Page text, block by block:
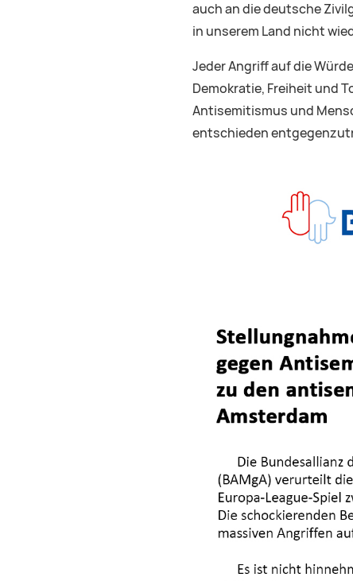
auch an die deutsche
in unserem Land nicht
Jeder Angriff auf die
Demokratie, Freiheit und
Antisemitismus und
entschieden